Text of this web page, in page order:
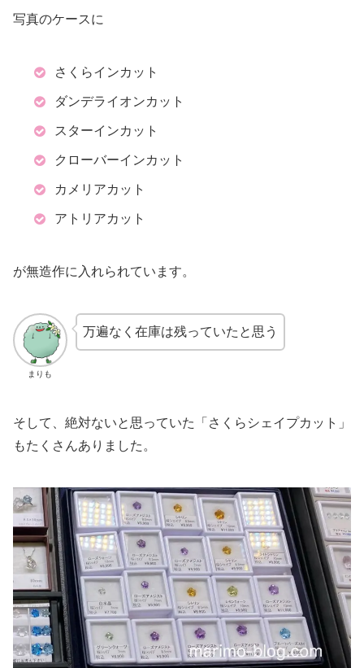
写真のケースに
さくらインカット
ダンデライオンカット
スターインカット
クローバーインカット
カメリアカット
アトリアカット
が無造作に入れられています。
まりも
万遍なく在庫は残っていたと思う
そして、絶対ないと思っていた「さくらシェイプカット」
もたくさんありました。